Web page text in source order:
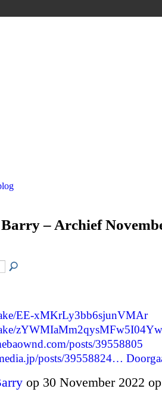
– Archief
EE-xMKrLy3bb6sjunVMAr
zYWMIaMm2qysMFw5I04Yw
posts/39558805
posts/39558824…
op 30 November 2022